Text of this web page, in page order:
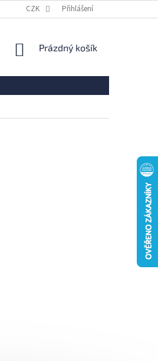
REKLAMACE VRÁCENÍ ZBOŽÍ
CZK Přihlášení
NÁKUPNÍ
Prázdný košík